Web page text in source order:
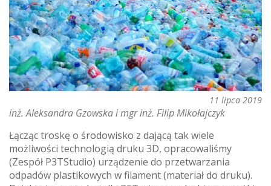
11 lipca 2019
inż. Aleksandra Gzowska i mgr inż. Filip Mikołajczyk
Łącząc troskę o środowisko z dającą tak wiele
możliwości technologią druku 3D, opracowaliśmy
(Zespół P3TStudio) urządzenie do przetwarzania
odpadów plastikowych w filament (materiał do druku).